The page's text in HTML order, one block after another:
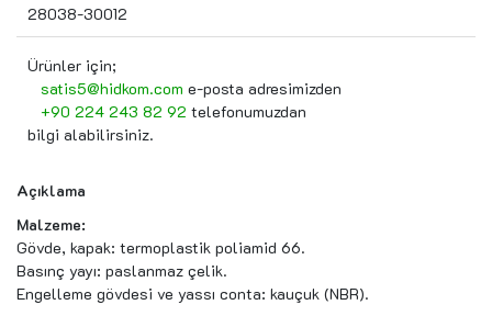
28038-30012
Ürünler için;
satis5@hidkom.com e-posta adresimizden
+90 224 243 82 92 telefonumuzdan
bilgi alabilirsiniz.
Açıklama
Malzeme:
Gövde, kapak: termoplastik poliamid 66.
Basınç yayı: paslanmaz çelik.
Engelleme gövdesi ve yassı conta: kauçuk (NBR).